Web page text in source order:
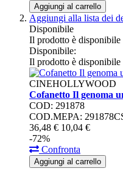
Aggiungi al carrello
Aggiungi alla lista dei
Disponibile
Il prodotto è disponibile
Disponibile:
Il prodotto è disponibile
CINEHOLLYWOOD
Cofanetto Il genoma
COD: 291878
COD.MEPA:
36,48 € 10,04 €
-72%
Confronta
Aggiungi al carrello